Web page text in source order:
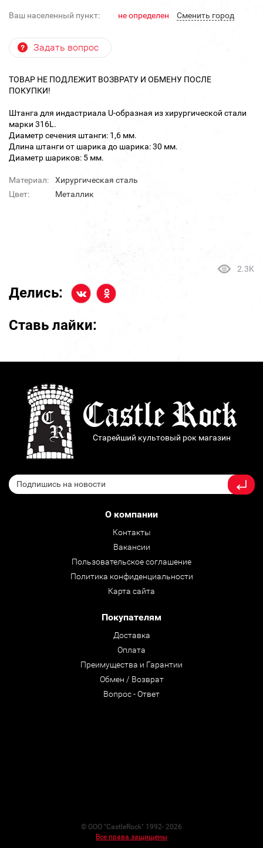
Ваш населенный пункт: не определен Cменить город
Задать вопрос
ТОВАР НЕ ПОДЛЕЖИТ ВОЗВРАТУ И ОБМЕНУ ПОСЛЕ
ПОКУПКИ!
Штанга для индастриала U-образная из хирургической стали
марки 316L.
Диаметр сечения штанги: 1,6 мм.
Длина штанги от шарика до шарика: 30 мм.
Диаметр шариков: 5 мм.
Материал:
Хирургическая сталь
Цвет:
Металлик
2.3K
Делись:
Ставь лайки:
Старейший культовый рок магазин
О компании
Контакты
Вакансии
Пользовательское соглашение
Политика конфиденциальности
Карта сайта
Покупателям
Доставка
Оплата
Преимущества и Гарантии
Обмен / Возврат
Вопрос - Ответ
© ООО "CastleRock" 1992- 2026
Все права защищены